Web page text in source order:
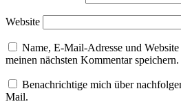
Website
Name, E-Mail-Adresse und
meinen nächsten Kommentar speichern.
Benachrichtige mich über
Mail.